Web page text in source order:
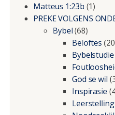
Matteus 1:23b (1)
PREKE VOLGENS
Bybel(68)
Beloftes
Bybelstudie
God se wil
Inspirasie
Leerstelling